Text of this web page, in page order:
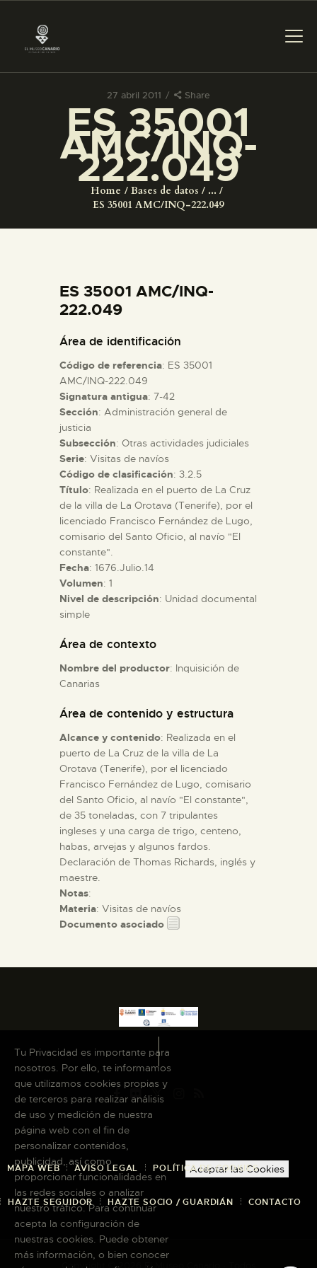
27 abril 2011 Share
ES 35001
AMC/INQ-
222.049
Home Bases de datos
...
ES 35001 AMC/INQ-222.049
PREPARAR LA VISITA
ACTIVIDADES
COLECCIONES
ESPAÑOL
PREPARAR LA VISITA
ACTIVIDADES
█
EL MUSEO
COLECCIONES
ESPAÑOL
ES 35001 AMC/INQ-
222.049
Área de identificación
Código de referencia: ES 35001
AMC/INQ-222.049
Signatura antigua: 7-42
Sección: Administración general de
justicia
Subsección: Otras actividades judiciales
Serie: Visitas de navíos
Código de clasificación: 3.2.5
Título: Realizada en el puerto de La Cruz
de la villa de La Orotava (Tenerife), por el
licenciado Francisco Fernández de Lugo,
comisario del Santo Oficio, al navío "El
constante".
Fecha: 1676.Julio.14
Volumen: 1
Nivel de descripción: Unidad documental
simple
Área de contexto
Nombre del productor: Inquisición de
Canarias
Área de contenido y estructura
Alcance y contenido: Realizada en el
puerto de La Cruz de la villa de La
Orotava (Tenerife), por el licenciado
Francisco Fernández de Lugo, comisario
del Santo Oficio, al navío "El constante",
de 35 toneladas, con 7 tripulantes
ingleses y una carga de trigo, centeno,
habas, arvejas y algunos fardos.
Declaración de Thomas Richards, inglés y
maestre.
Notas:
Materia: Visitas de navíos
Documento asociado
MAPA WEB AVISO LEGAL POLÍTICA DE COOKIES
HAZTE SEGUIDOR HAZTE SOCIO / GUARDIÁN CONTACTO
Copyright © 2026 El Museo Canario · Todos
Tu Privacidad es importante para
nosotros. Por ello, te informamos
que utilizamos cookies propias y
de terceros para realizar análisis
de uso y medición de nuestra
página web con el fin de
personalizar contenidos,
publicidad, así como
proporcionar funcionalidades en
las redes sociales o analizar
nuestro tráfico. Para continuar
acepta la configuración de
nuestras cookies. Puede obtener
más información, o bien conocer
Aceptar las Cookies